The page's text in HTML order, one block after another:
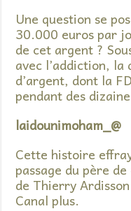
Une question se
30.000 euros par
de cet argent ?
avec l’addiction,
d’argent, dont la
pendant des
laidounimoham_@
Cette histoire
passage du père
de Thierry
Canal plus.